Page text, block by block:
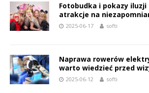
Fotobudka i pokazy iluzji
atrakcje na
2025-06-17 softi
Naprawa rowerów
warto wiedzieć przed
2025-06-12 softi